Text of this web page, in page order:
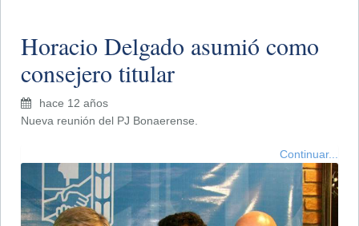
Horacio Delgado asumió como
consejero titular
hace 12 años
Nueva reunión del PJ Bonaerense.
Continuar...